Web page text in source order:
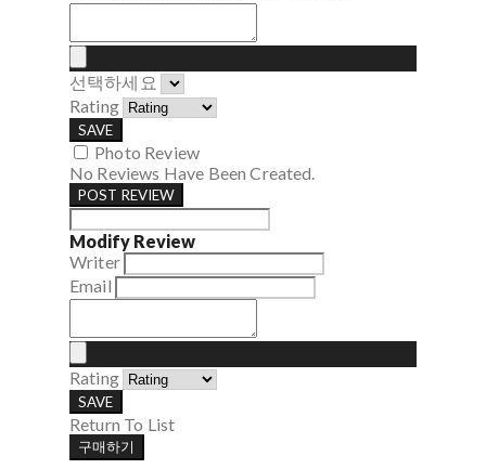
선택하세요
Rating
SAVE
Photo Review
No Reviews Have Been Created.
POST REVIEW
Modify Review
Writer
Email
Rating
SAVE
Return To List
구매하기